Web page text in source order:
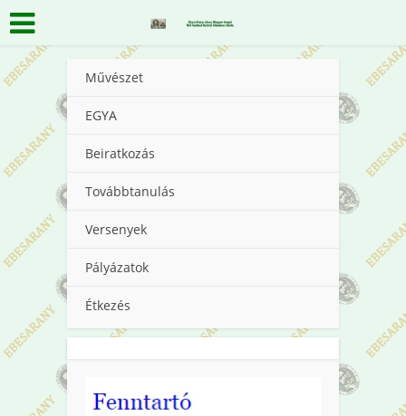
Művészet
EGYA
Beiratkozás
Továbbtanulás
Versenyek
Pályázatok
Étkezés